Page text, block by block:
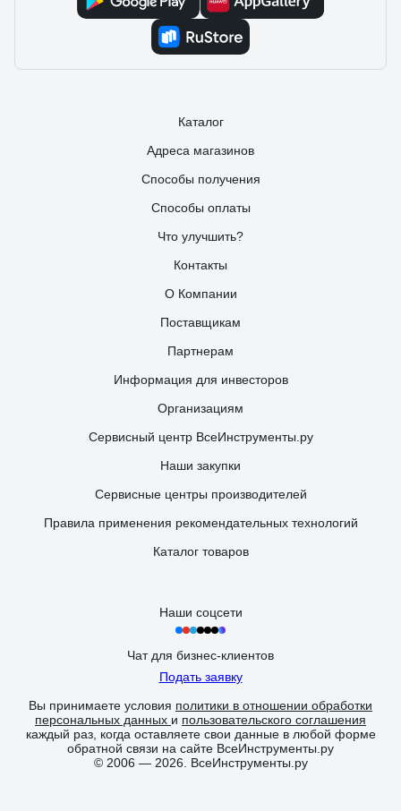
Каталог
Адреса магазинов
Способы получения
Способы оплаты
Что улучшить?
Контакты
О Компании
Поставщикам
Партнерам
Информация для инвесторов
Организациям
Сервисный центр ВсеИнструменты.ру
Наши закупки
Сервисные центры производителей
Правила применения рекомендательных технологий
Каталог товаров
Наши соцсети
Чат для бизнес-клиентов
Подать заявку
Вы принимаете условия политики в отношении обработки
персональных данных и пользовательского соглашения
каждый раз, когда оставляете свои данные в любой форме
обратной связи на сайте ВсеИнструменты.ру
© 2006 — 2026. ВсеИнструменты.ру